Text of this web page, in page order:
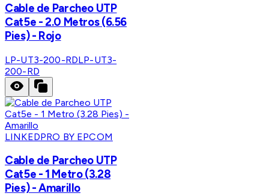
Cable de Parcheo UTP
Cat5e - 2.0 Metros (6.56
Pies) - Rojo
LP-UT3-200-RDLP-UT3-
200-RD
LINKEDPRO BY EPCOM
Cable de Parcheo UTP
Cat5e - 1 Metro (3.28
Pies) - Amarillo